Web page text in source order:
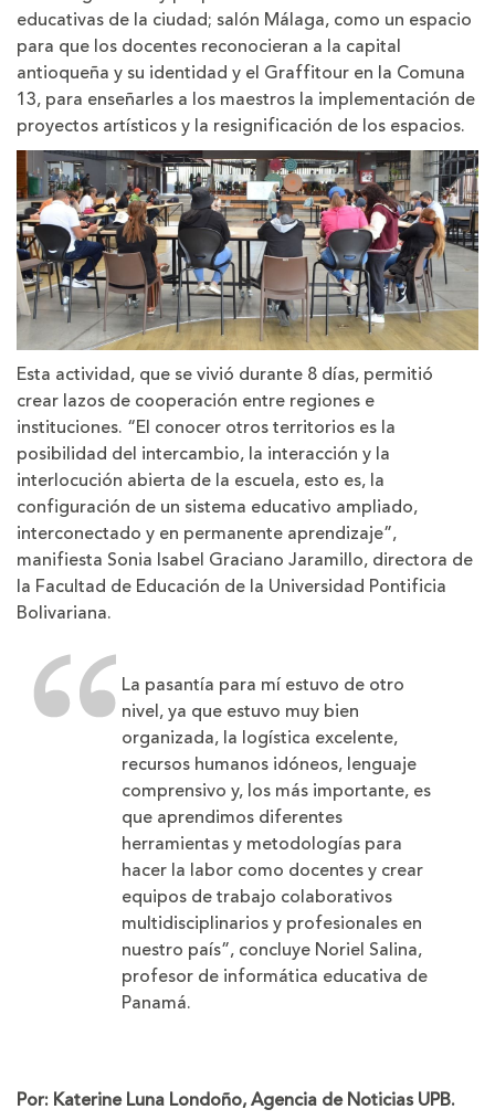
educativas de la ciudad; salón Málaga, como un espacio
para que los docentes reconocieran a la capital
antioqueña y su identidad y el Graffitour en la Comuna
13, para enseñarles a los maestros la implementación de
proyectos artísticos y la resignificación de los espacios.
Esta actividad, que se vivió durante 8 días, permitió
crear lazos de cooperación entre regiones e
instituciones. “El conocer otros territorios es la
posibilidad del intercambio, la interacción y la
interlocución abierta de la escuela, esto es, la
configuración de un sistema educativo ampliado,
interconectado y en permanente aprendizaje”,
manifiesta Sonia Isabel Graciano Jaramillo, directora de
la Facultad de Educación de la Universidad Pontificia
Bolivariana.
La pasantía para mí estuvo de otro
nivel, ya que estuvo muy bien
organizada, la logística excelente,
recursos humanos idóneos, lenguaje
comprensivo y, los más importante, es
que aprendimos diferentes
herramientas y metodologías para
hacer la labor como docentes y crear
equipos de trabajo colaborativos
multidisciplinarios y profesionales en
nuestro país”, concluye Noriel Salina,
profesor de informática educativa de
Panamá.
Por: Katerine Luna Londoño, Agencia de Noticias UPB.